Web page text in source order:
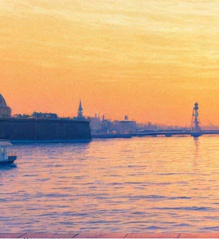
Росфото покажет советско-
французскую моду
15 декабря 2018, суббота-10 февраля 2019, воскресенье
Версия для печати